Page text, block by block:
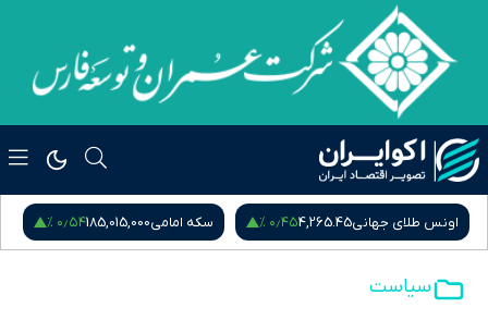
اونس طلای جهانی4,265.45۰٫۴۵ % سکه امامی185,015,000۰٫۵۴ %
سیاست